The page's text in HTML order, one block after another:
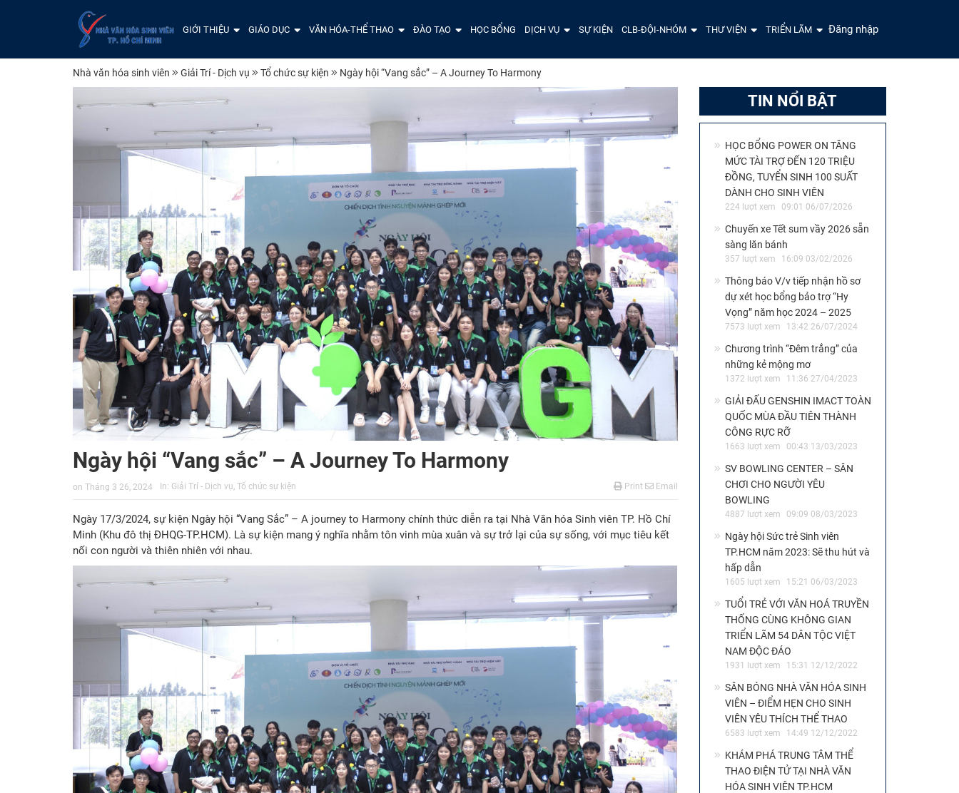
GIỚI THIỆU GIÁO DỤC VĂN HÓA-THỂ THAO ĐÀO TẠO HỌC BỔNG DỊCH VỤ SỰ KIỆN CLB-ĐỘI-NHÓM THƯ VIỆN TRIỂN LÃM Đăng nhập
Nhà văn hóa sinh viên Giải Trí - Dịch vụ Tổ chức sự kiện Ngày hội “Vang sắc” – A Journey To Harmony
Ngày hội “Vang sắc” – A Journey To Harmony
on Tháng 3 26, 2024 In: Giải Trí - Dịch vụ, Tổ chức sự kiện Print Email
Ngày 17/3/2024, sự kiện Ngày hội “Vang Sắc” – A journey to Harmony chính thức diễn ra tại Nhà Văn hóa Sinh viên TP. Hồ Chí
Minh (Khu đô thị ĐHQG-TP.HCM). Là sự kiện mang ý nghĩa nhằm tôn vinh mùa xuân và sự trở lại của sự sống, với mục tiêu kết
nối con người và thiên nhiên với nhau.
TIN NỔI BẬT
HỌC BỔNG POWER ON TĂNG
MỨC TÀI TRỢ ĐẾN 120 TRIỆU
ĐỒNG, TUYỂN SINH 100 SUẤT
DÀNH CHO SINH VIÊN
224 lượt xem 09:01 06/07/2026
Chuyến xe Tết sum vầy 2026 sẵn
sàng lăn bánh
357 lượt xem 16:09 03/02/2026
Thông báo V/v tiếp nhận hồ sơ
dự xét học bổng bảo trợ “Hy
Vọng” năm học 2024 – 2025
7573 lượt xem 13:42 26/07/2024
Chương trình “Đêm trắng” của
những kẻ mộng mơ
1372 lượt xem 11:36 27/04/2023
GIẢI ĐẤU GENSHIN IMACT TOÀN
QUỐC MÙA ĐẦU TIÊN THÀNH
CÔNG RỰC RỠ
1663 lượt xem 00:43 13/03/2023
SV BOWLING CENTER – SÂN
CHƠI CHO NGƯỜI YÊU
BOWLING
4887 lượt xem 09:09 08/03/2023
Ngày hội Sức trẻ Sinh viên
TP.HCM năm 2023: Sẽ thu hút và
hấp dẫn
1605 lượt xem 15:21 06/03/2023
TUỔI TRẺ VỚI VĂN HOÁ TRUYỀN
THỐNG CÙNG KHÔNG GIAN
TRIỂN LÃM 54 DÂN TỘC VIỆT
NAM ĐỘC ĐÁO
1931 lượt xem 15:31 12/12/2022
SÂN BÓNG NHÀ VĂN HÓA SINH
VIÊN – ĐIỂM HẸN CHO SINH
VIÊN YÊU THÍCH THỂ THAO
6583 lượt xem 14:49 12/12/2022
KHÁM PHÁ TRUNG TÂM THỂ
THAO ĐIỆN TỬ TẠI NHÀ VĂN
HÓA SINH VIÊN TP.HCM